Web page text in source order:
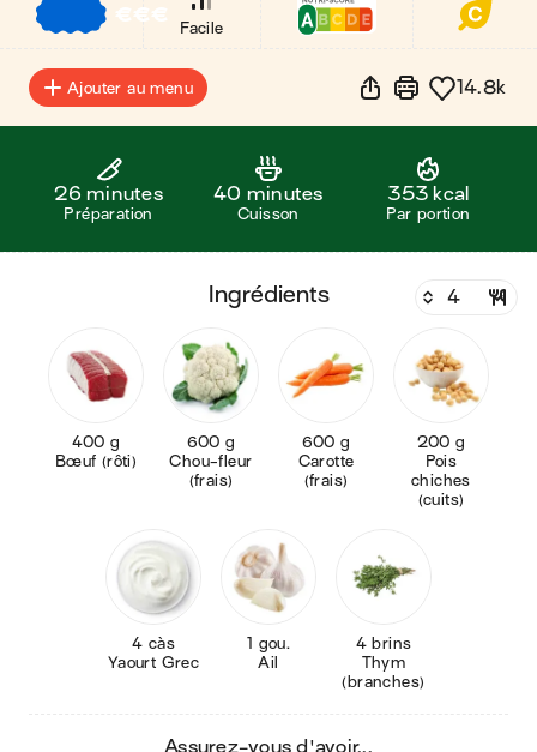
€€€
Facile
Ajouter au menu 14.8k
26 minutes
Préparation
40 minutes
Cuisson
353 kcal
Par portion
ingrédients
400 g
Bœuf (rôti)
600 g
Chou-fleur
(frais)
600 g
Carotte
(frais)
200 g
Pois
chiches
(cuits)
4 càs
Yaourt Grec
1 gou.
Ail
4 brins
Thym
(branches)
Assurez-vous d'avoir...